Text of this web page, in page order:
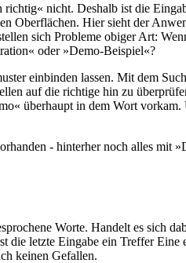
nicht. Deshalb ist die
Hier sieht der
sich Probleme obiger Art:
oder »Demo-Beispiel«?
einbinden lassen. Mit dem
auf die richtige hin zu
überhaupt in dem Wort
- hinterher noch alles mit
Worte. Handelt es sich
letzte Eingabe ein Treffer
keinen Gefallen.